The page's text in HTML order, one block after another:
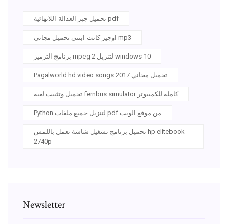
تحميل جبر العدالة اللانهائية pdf
اوجيز كانت ابنتي تحميل مجاني mp3
برنامج الترميز mpeg 2 لتنزيل windows 10
Pagalworld hd video songs تحميل مجاني 2017
تحميل وتثبيت لعبة fernbus simulator كاملة للكمبيوتر
Python لتنزيل جميع ملفات pdf من موقع الويب
تحميل برنامج تشغيل شاشة تعمل باللمس hp elitebook
2740p
Newsletter